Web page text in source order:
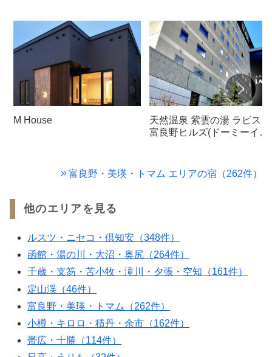
M House
天然温泉 紫雲の湯 ラビスタ
富良野ヒルズ(ドーミーイ
富良野・美瑛・トマム エリアの宿（262件）
他のエリアを見る
ルスツ・ニセコ・倶知安（348件）
函館・湯の川・大沼・奥尻（264件）
千歳・支笏・苫小牧・滝川・夕張・空知（161件）
定山渓（46件）
富良野・美瑛・トマム（262件）
小樽・キロロ・積丹・余市（162件）
帯広・十勝（114件）